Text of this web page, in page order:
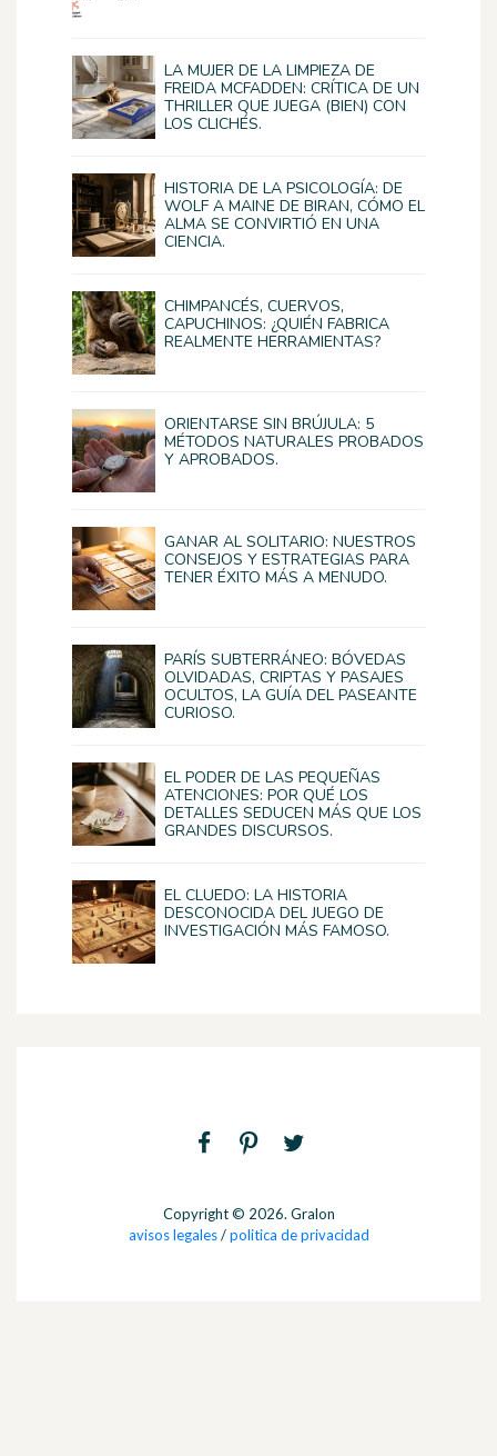
LA MUJER DE LA LIMPIEZA DE
FREIDA MCFADDEN: CRÍTICA DE UN
THRILLER QUE JUEGA (BIEN) CON
LOS CLICHÉS.
HISTORIA DE LA PSICOLOGÍA: DE
WOLF A MAINE DE BIRAN, CÓMO EL
ALMA SE CONVIRTIÓ EN UNA
CIENCIA.
CHIMPANCÉS, CUERVOS,
CAPUCHINOS: ¿QUIÉN FABRICA
REALMENTE HERRAMIENTAS?
ORIENTARSE SIN BRÚJULA: 5
MÉTODOS NATURALES PROBADOS
Y APROBADOS.
GANAR AL SOLITARIO: NUESTROS
CONSEJOS Y ESTRATEGIAS PARA
TENER ÉXITO MÁS A MENUDO.
PARÍS SUBTERRÁNEO: BÓVEDAS
OLVIDADAS, CRIPTAS Y PASAJES
OCULTOS, LA GUÍA DEL PASEANTE
CURIOSO.
EL PODER DE LAS PEQUEÑAS
ATENCIONES: POR QUÉ LOS
DETALLES SEDUCEN MÁS QUE LOS
GRANDES DISCURSOS.
EL CLUEDO: LA HISTORIA
DESCONOCIDA DEL JUEGO DE
INVESTIGACIÓN MÁS FAMOSO.
Copyright © 2026. Gralon
avisos legales/politica de privacidad